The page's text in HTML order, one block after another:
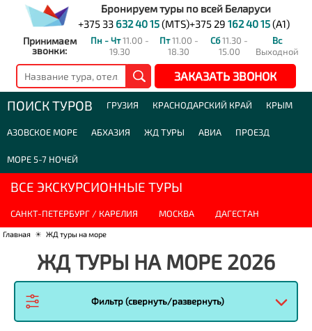
Бронируем туры по всей Беларуси
+375 33 632 40 15(MTS)+375 29 162 40 15(A1)
Принимаем
звонки:
Пн - Чт11.00 -
19.30
Пт11.00 -
18.30
Сб11.30 -
15.00
Вс
Выходной
ЗАКАЗАТЬ ЗВОНОК
ПОИСК ТУРОВ ГРУЗИЯ КРАСНОДАРСКИЙ КРАЙ КРЫМ
АЗОВСКОЕ МОРЕ АБХАЗИЯ ЖД ТУРЫ АВИА ПРОЕЗД
МОРЕ 5-7 НОЧЕЙ
ВСЕ ЭКСКУРСИОННЫЕ ТУРЫ
САНКТ-ПЕТЕРБУРГ / КАРЕЛИЯ МОСКВА ДАГЕСТАН
Главная ☀ ЖД туры на море
ЖД ТУРЫ НА МОРЕ 2026
Фильтр (свернуть/развернуть)